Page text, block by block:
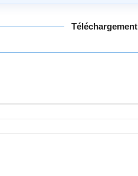
Téléchargement